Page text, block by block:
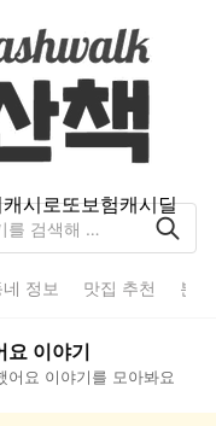
캐시로또보험캐시딜
네 정보 맛집 추천 분
요 이야기
어요 이야기를 모아봐요